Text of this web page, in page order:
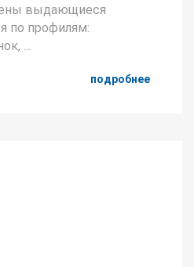
выдающиеся
по профилям:
...
подробнее